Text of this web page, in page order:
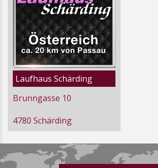
Laufhaus Schärding
Brunngasse 10
4780 Schärding